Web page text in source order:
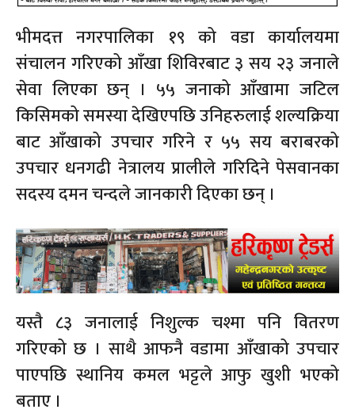
भीमदत्त नगरपालिका १९ को वडा कार्यालयमा
संचालन गरिएको आँखा शिविरबाट ३ सय २३ जनाले
सेवा लिएका छन् । ५५ जनाको आँखामा जटिल
किसिमको समस्या देखिएपछि उनिहरुलाई शल्यक्रिया
बाट आँखाको उपचार गरिने र ५५ सय बराबरको
उपचार धनगढी नेत्रालय प्रालीले गरिदिने पेसवानका
सदस्य दमन चन्दले जानकारी दिएका छन् ।
यस्तै ८३ जनालाई निशुल्क चश्मा पनि वितरण
गरिएको छ । साथै आफनै वडामा आँखाको उपचार
पाएपछि स्थानिय कमल भट्टले आफु खुशी भएको
बताए ।